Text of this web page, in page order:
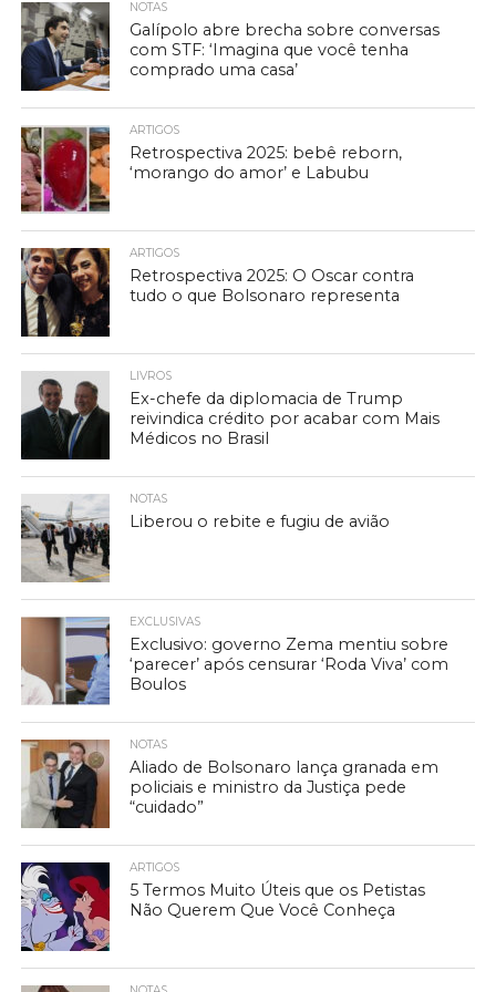
NOTAS
Galípolo abre brecha sobre conversas
com STF: ‘Imagina que você tenha
comprado uma casa’
ARTIGOS
Retrospectiva 2025: bebê reborn,
‘morango do amor’ e Labubu
ARTIGOS
Retrospectiva 2025: O Oscar contra
tudo o que Bolsonaro representa
LIVROS
Ex-chefe da diplomacia de Trump
reivindica crédito por acabar com Mais
Médicos no Brasil
NOTAS
Liberou o rebite e fugiu de avião
EXCLUSIVAS
Exclusivo: governo Zema mentiu sobre
‘parecer’ após censurar ‘Roda Viva’ com
Boulos
NOTAS
Aliado de Bolsonaro lança granada em
policiais e ministro da Justiça pede
“cuidado”
ARTIGOS
5 Termos Muito Úteis que os Petistas
Não Querem Que Você Conheça